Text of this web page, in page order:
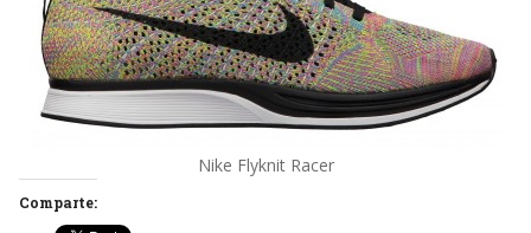
Nike Flyknit Racer
Comparte: